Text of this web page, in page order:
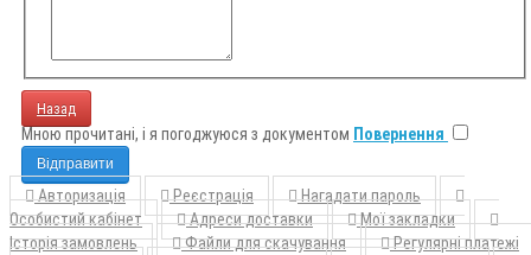
Назад
Мною прочитані, і я погоджуюся з документом Повернення
Авторизація Реєстрація
Нагадати пароль
Особистий кабінет
Адреси доставки
Мої закладки
Історія замовлень
Файли для скачування
Регулярні платежі